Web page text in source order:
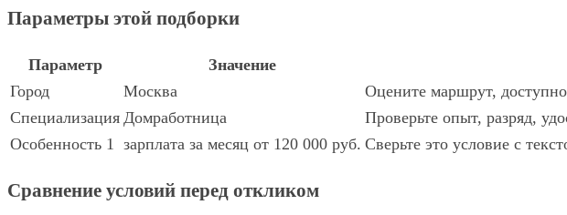
Параметры этой подборки
Параметр Значение
Город
Москва
Оцените маршрут,
Специализация Домработница
Проверьте опыт, разряд,
Особенность 1 зарплата за месяц от 120 000 руб. Сверьте это условие с
Сравнение условий перед откликом